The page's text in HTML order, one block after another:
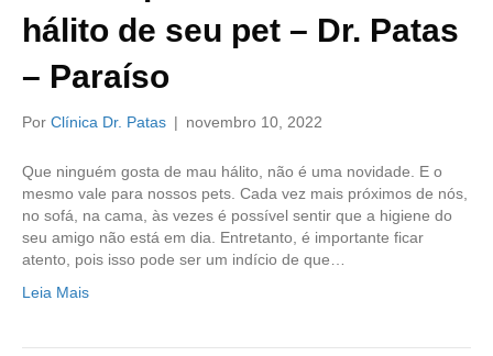
hálito de seu pet – Dr. Patas
– Paraíso
Por Clínica Dr. Patas | novembro 10, 2022
Que ninguém gosta de mau hálito, não é uma novidade. E o
mesmo vale para nossos pets. Cada vez mais próximos de nós,
no sofá, na cama, às vezes é possível sentir que a higiene do
seu amigo não está em dia. Entretanto, é importante ficar
atento, pois isso pode ser um indício de que…
Leia Mais